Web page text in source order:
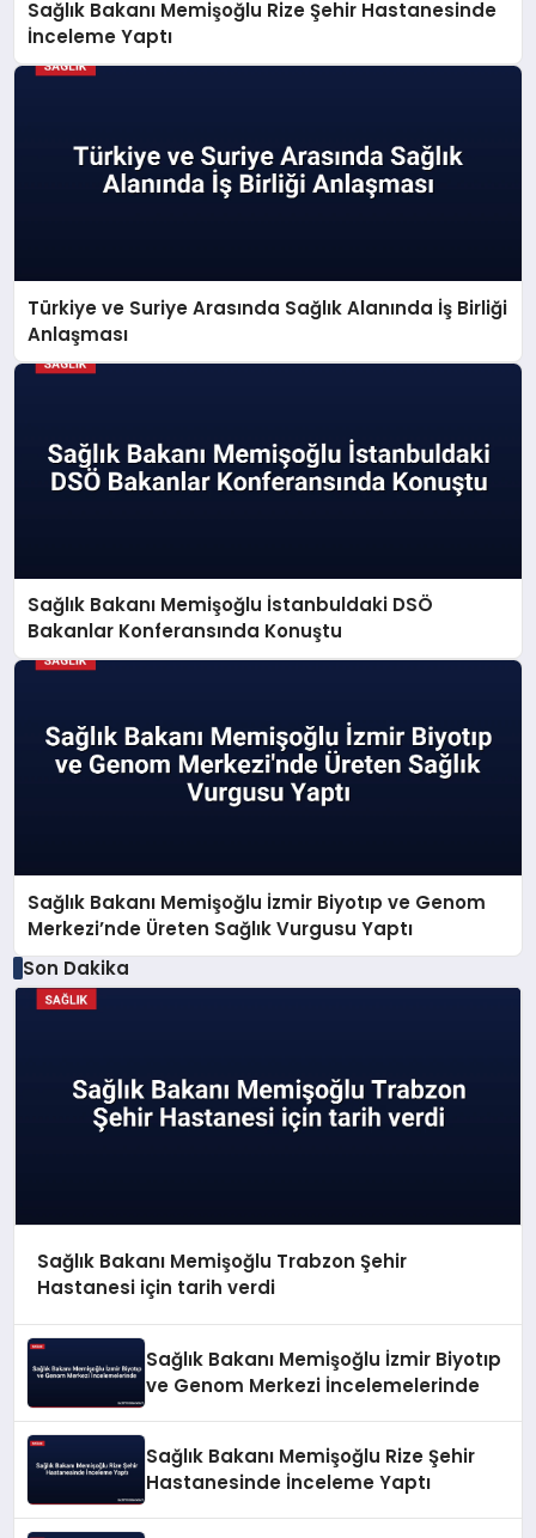
Sağlık Bakanı Memişoğlu Rize Şehir Hastanesinde
İnceleme Yaptı
Türkiye ve Suriye Arasında Sağlık Alanında İş Birliği
Anlaşması
Sağlık Bakanı Memişoğlu İstanbuldaki DSÖ
Bakanlar Konferansında Konuştu
Sağlık Bakanı Memişoğlu İzmir Biyotıp ve Genom
Merkezi’nde Üreten Sağlık Vurgusu Yaptı
Son Dakika
Sağlık Bakanı Memişoğlu Trabzon Şehir
Hastanesi için tarih verdi
Sağlık Bakanı Memişoğlu İzmir Biyotıp
ve Genom Merkezi İncelemelerinde
Sağlık Bakanı Memişoğlu Rize Şehir
Hastanesinde İnceleme Yaptı